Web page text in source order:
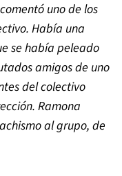
uno de los
Había una
se había peleado
amigos de uno
del colectivo
Ramona
al grupo, de